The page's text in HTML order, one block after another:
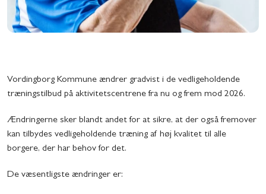
Vordingborg Kommune ændrer gradvist i de vedligeholdende
træningstilbud på aktivitetscentrene fra nu og frem mod 2026.
Ændringerne sker blandt andet for at sikre, at der også fremover
kan tilbydes vedligeholdende træning af høj kvalitet til alle
borgere, der har behov for det.
De væsentligste ændringer er: